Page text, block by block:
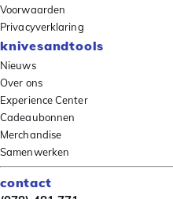
Voorwaarden
Privacyverklaring
knivesandtools
Nieuws
Over ons
Experience Center
Cadeaubonnen
Merchandise
Samenwerken
contact